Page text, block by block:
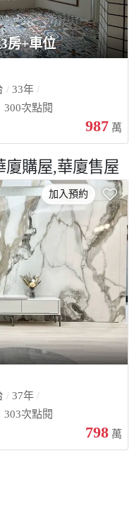
房+車位
33年
300次點閱
987 萬
廈購屋,華廈售屋
加入預約
37年
303次點閱
798 萬